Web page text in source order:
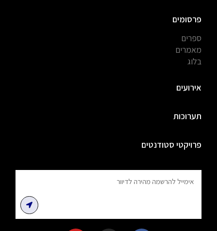
פרסומים
ספרים
מאמרים
בלוג
אירועים
תערוכות
פרויקטי סטודנטים